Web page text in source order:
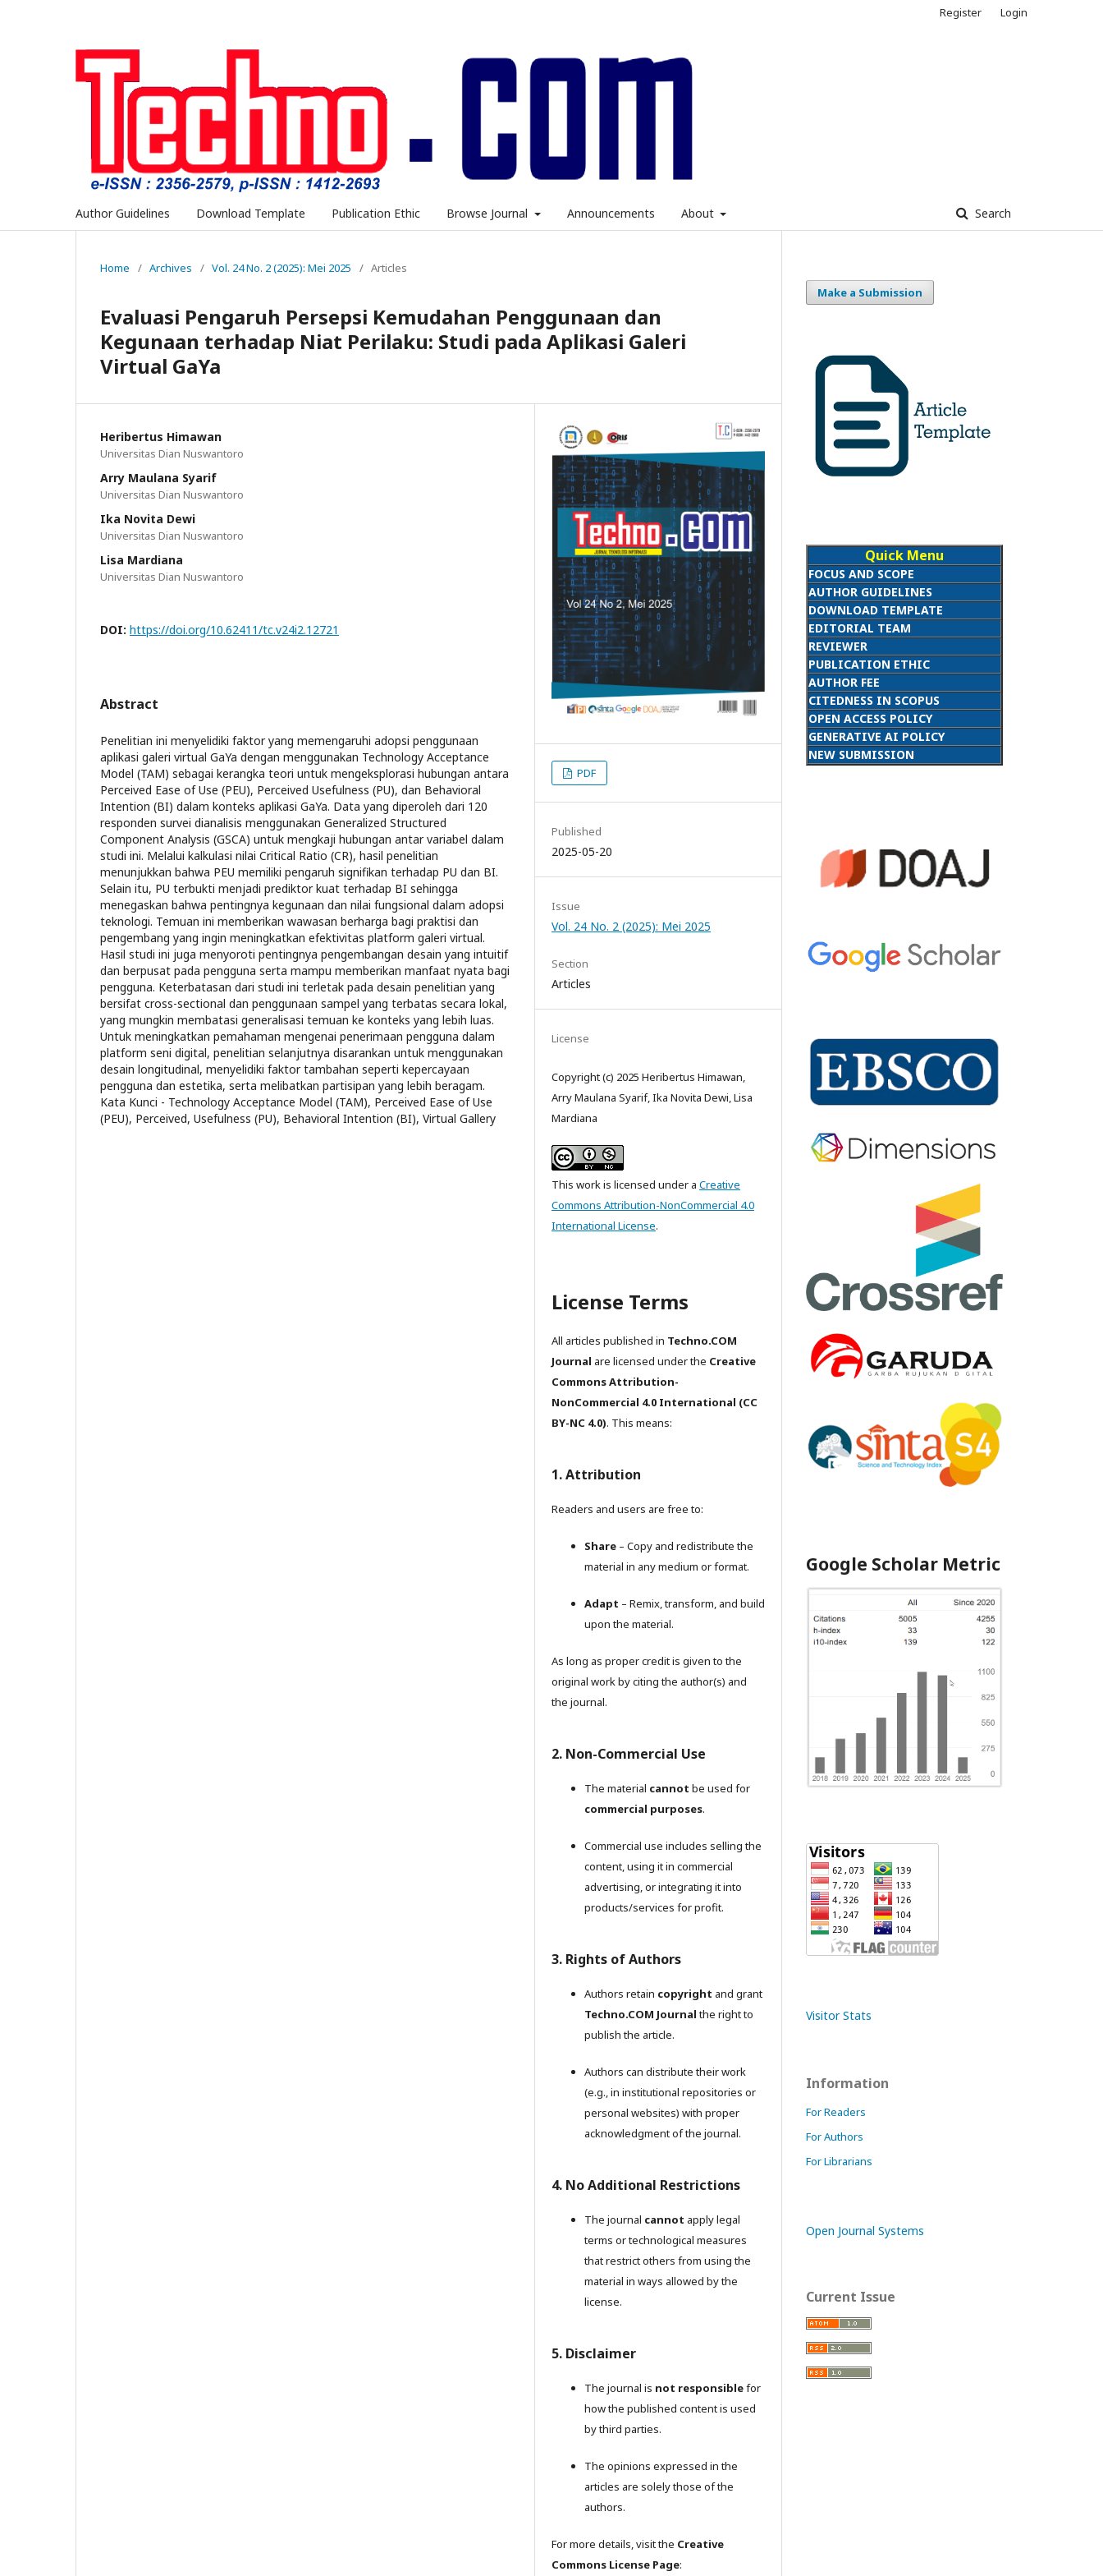
Author Guidelines Download Template Publication Ethic Browse Journal Announcements About Search
Register Login
Home / Archives / Vol. 24 No. 2 (2025): Mei 2025 / Articles
Evaluasi Pengaruh Persepsi Kemudahan Penggunaan dan
Kegunaan terhadap Niat Perilaku: Studi pada Aplikasi Galeri
Virtual GaYa
Heribertus Himawan
Universitas Dian Nuswantoro
Arry Maulana Syarif
Universitas Dian Nuswantoro
Ika Novita Dewi
Universitas Dian Nuswantoro
Lisa Mardiana
Universitas Dian Nuswantoro
DOI: https://doi.org/10.62411/tc.v24i2.12721
Abstract
Penelitian ini menyelidiki faktor yang memengaruhi adopsi penggunaan
aplikasi galeri virtual GaYa dengan menggunakan Technology Acceptance
Model (TAM) sebagai kerangka teori untuk mengeksplorasi hubungan antara
Perceived Ease of Use (PEU), Perceived Usefulness (PU), dan Behavioral
Intention (BI) dalam konteks aplikasi GaYa. Data yang diperoleh dari 120
responden survei dianalisis menggunakan Generalized Structured
Component Analysis (GSCA) untuk mengkaji hubungan antar variabel dalam
studi ini. Melalui kalkulasi nilai Critical Ratio (CR), hasil penelitian
menunjukkan bahwa PEU memiliki pengaruh signifikan terhadap PU dan BI.
Selain itu, PU terbukti menjadi prediktor kuat terhadap BI sehingga
menegaskan bahwa pentingnya kegunaan dan nilai fungsional dalam adopsi
teknologi. Temuan ini memberikan wawasan berharga bagi praktisi dan
pengembang yang ingin meningkatkan efektivitas platform galeri virtual.
Hasil studi ini juga menyoroti pentingnya pengembangan desain yang intuitif
dan berpusat pada pengguna serta mampu memberikan manfaat nyata bagi
pengguna. Keterbatasan dari studi ini terletak pada desain penelitian yang
bersifat cross-sectional dan penggunaan sampel yang terbatas secara lokal,
yang mungkin membatasi generalisasi temuan ke konteks yang lebih luas.
Untuk meningkatkan pemahaman mengenai penerimaan pengguna dalam
platform seni digital, penelitian selanjutnya disarankan untuk menggunakan
desain longitudinal, menyelidiki faktor tambahan seperti kepercayaan
pengguna dan estetika, serta melibatkan partisipan yang lebih beragam.
Kata Kunci - Technology Acceptance Model (TAM), Perceived Ease of Use
(PEU), Perceived, Usefulness (PU), Behavioral Intention (BI), Virtual Gallery
PDF
Published
2025-05-20
Issue
Vol. 24 No. 2 (2025): Mei 2025
Section
Articles
License
Copyright (c) 2025 Heribertus Himawan,
Arry Maulana Syarif, Ika Novita Dewi, Lisa
Mardiana
This work is licensed under a Creative
Commons Attribution-NonCommercial 4.0
International License.
License Terms
All articles published in Techno.COM
Journal are licensed under the Creative
Commons Attribution-
NonCommercial 4.0 International (CC
BY-NC 4.0). This means:
1. Attribution
Readers and users are free to:
Share – Copy and redistribute the
material in any medium or format.
Adapt – Remix, transform, and build
upon the material.
As long as proper credit is given to the
original work by citing the author(s) and
the journal.
2. Non-Commercial Use
The material cannot be used for
commercial purposes.
Commercial use includes selling the
content, using it in commercial
advertising, or integrating it into
products/services for profit.
3. Rights of Authors
Authors retain copyright and grant
Techno.COM Journalthe right to
publish the article.
Authors can distribute their work
(e.g., in institutional repositories or
personal websites) with proper
acknowledgment of the journal.
4. No Additional Restrictions
The journal cannot apply legal
terms or technological measures
that restrict others from using the
material in ways allowed by the
license.
5. Disclaimer
The journal is not responsiblefor
how the published content is used
by third parties.
The opinions expressed in the
articles are solely those of the
authors.
For more details, visit the Creative
Commons License Page:
Make a Submission
Quick Menu
FOCUS AND SCOPE
AUTHOR GUIDELINES
DOWNLOAD TEMPLATE
EDITORIAL TEAM
REVIEWER
PUBLICATION ETHIC
AUTHOR FEE
CITEDNESS IN SCOPUS
OPEN ACCESS POLICY
GENERATIVE AI POLICY
NEW SUBMISSION
Google Scholar Metric
Visitor Stats
Information
For Readers
For Authors
For Librarians
Open Journal Systems
Current Issue